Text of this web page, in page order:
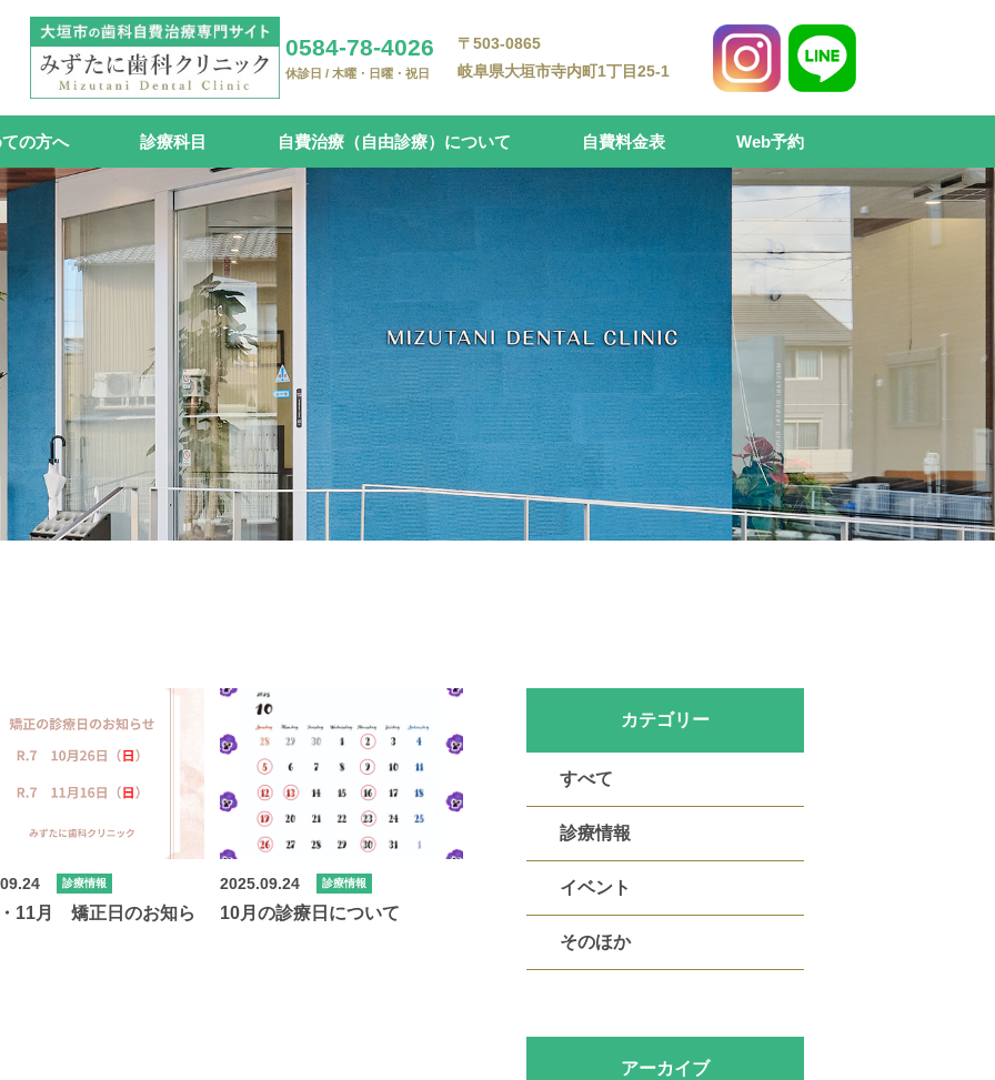
0584-78-4026
休診日 / 木曜・日曜・祝日
〒503-0865
岐阜県大垣市寺内町1丁目25-1
の方へ 診療科目 自費治療（自由診療）について 自費料金表 Web予約
診療情報
11月 矯正日のお知ら
2025.09.24 診療情報
10月の診療日について
カテゴリー
すべて
診療情報
イベント
そのほか
アーカイブ